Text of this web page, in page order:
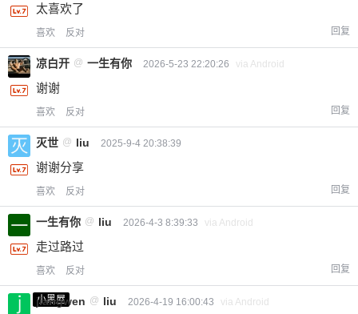
太喜欢了
喜欢 反对 回复
凉白开 @ 一生有你 2026-5-23 22:20:26 via Android
谢谢
喜欢 反对 回复
灭世 @ liu 2025-9-4 20:38:39
谢谢分享
喜欢 反对 回复
一生有你 @ liu 2026-4-3 8:39:33 via Android
走过路过
喜欢 反对 回复
小黑屋
jiangwen @ liu 2026-4-19 16:00:43 via Android